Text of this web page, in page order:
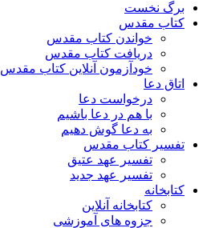
برگ نخست
کتاب مقدس
خواندن کتاب مقدس
دریافت کتاب مقدس
خودآزمون آنلاین کتاب مقدس
اتاق دعا
درخواست دعا
با هم در دعا باشیم
به دعا گوش دهیم
تفسیر کتاب مقدس
تفسیر عهد عتیق
تفسیر عهد جدید
کتابخانه
کتابخانه آنلاین
جزوه های آموزشی